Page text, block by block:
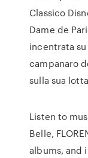
Classico
Dame de
incentrata
campanaro
sulla sua
Listen to
Belle,
albums, and